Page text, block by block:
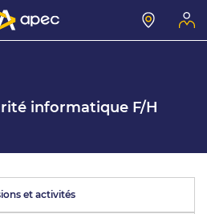
informatique F/H
et activités